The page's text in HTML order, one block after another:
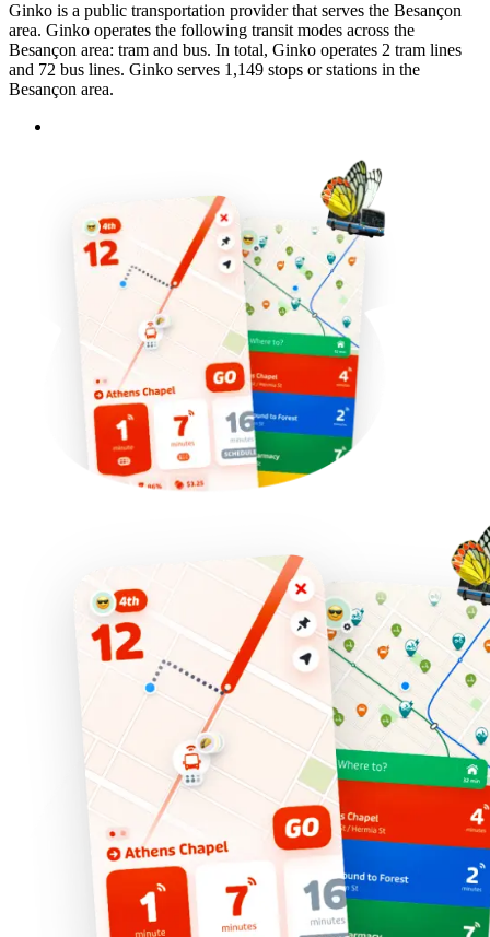
Ginko is a public transportation provider that serves the Besançon
area. Ginko operates the following transit modes across the
Besançon area: tram and bus. In total, Ginko operates 2 tram lines
and 72 bus lines. Ginko serves 1,149 stops or stations in the
Besançon area.